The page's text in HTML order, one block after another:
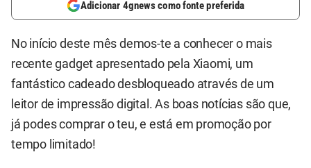
Adicionar 4gnews como fonte preferida
No início deste mês demos-te a conhecer o mais
recente gadget apresentado pela Xiaomi, um
fantástico cadeado desbloqueado através de um
leitor de impressão digital. As boas notícias são que,
já podes comprar o teu, e está em promoção por
tempo limitado!